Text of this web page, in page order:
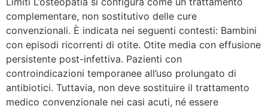
complementare, non sostitutivo delle cure
convenzionali. È indicata nei seguenti contesti: Bambini
con episodi ricorrenti di otite. Otite media con effusione
persistente post-infettiva. Pazienti con
controindicazioni temporanee all’uso prolungato di
antibiotici. Tuttavia, non deve sostituire il trattamento
medico convenzionale nei casi acuti, né essere